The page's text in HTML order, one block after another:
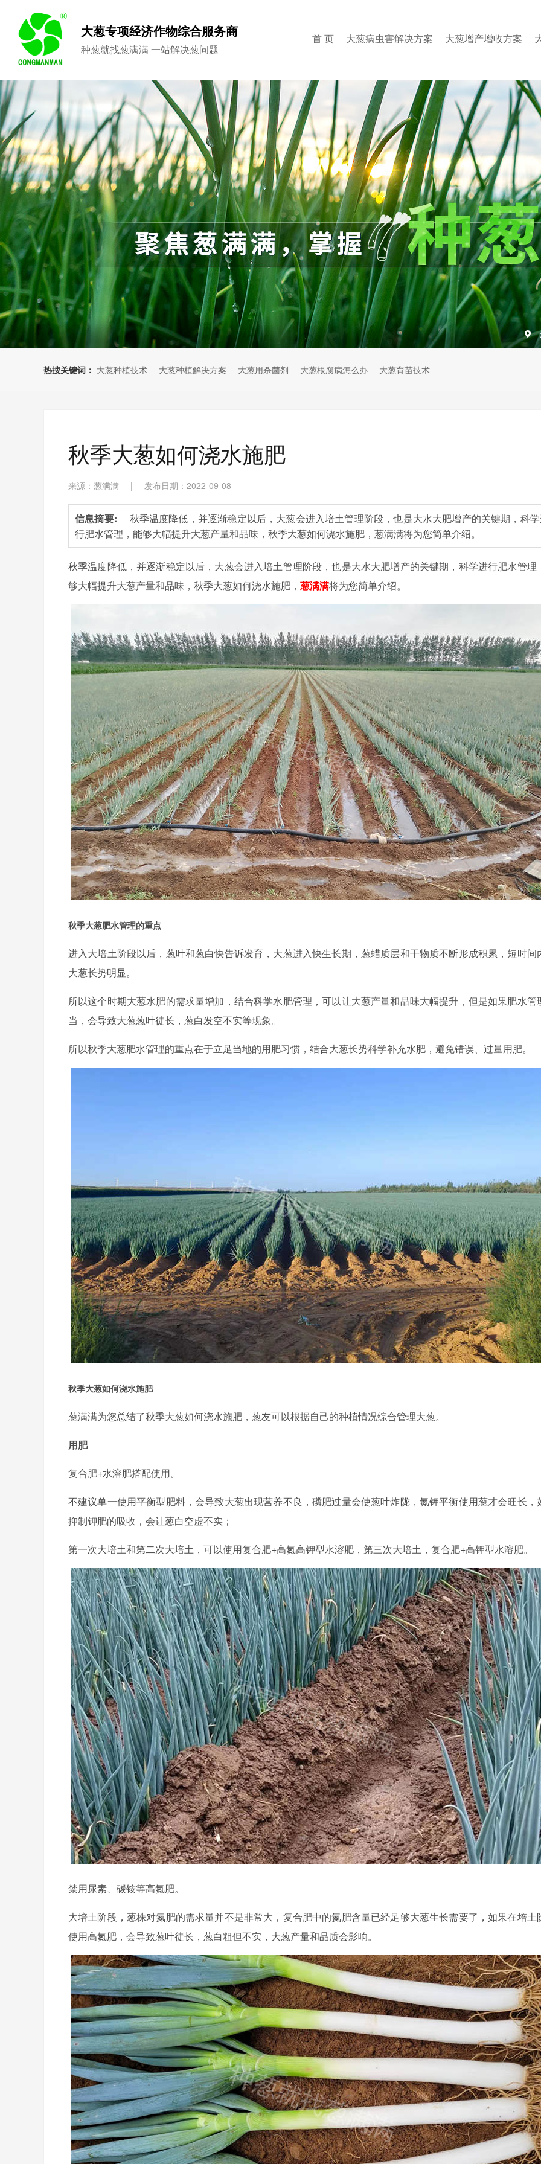
大葱专项经济作物综合服务商
种葱就找葱满满 一站解决葱问题
首 页 大葱病虫害解决方案 大葱增产增收方案
热搜关键词： 大葱种植技术 大葱种植解决方案 大葱用杀菌剂 大葱根腐病怎么办 大葱育苗技术
秋季大葱如何浇水施肥
来源：葱满满 | 发布日期：2022-09-08
信息摘要: 秋季温度降低，并逐渐稳定以后，大葱会进入培土管理阶段，也是大水大肥增产的关键期，科
行肥水管理，能够大幅提升大葱产量和品味，秋季大葱如何浇水施肥，葱满满将为您简单介绍。
秋季温度降低，并逐渐稳定以后，大葱会进入培土管理阶段，也是大水大肥增产的关键期，科学进行肥水管理
够大幅提升大葱产量和品味，秋季大葱如何浇水施肥， 葱满满将为您简单介绍。
秋季大葱肥水管理的重点
进入大培土阶段以后，葱叶和葱白快告诉发育，大葱进入快生长期，葱蜡质层和干物质不断形成积累，短时间
大葱长势明显。
所以这个时期大葱水肥的需求量增加，结合科学水肥管理，可以让大葱产量和品味大幅提升，但是如果肥水管
当，会导致大葱葱叶徒长，葱白发空不实等现象。
所以秋季大葱肥水管理的重点在于立足当地的用肥习惯，结合大葱长势科学补充水肥，避免错误、过量用肥。
秋季大葱如何浇水施肥
葱满满为您总结了秋季大葱如何浇水施肥，葱友可以根据自己的种植情况综合管理大葱。
用肥
复合肥+水溶肥搭配使用。
不建议单一使用平衡型肥料，会导致大葱出现营养不良，磷肥过量会使葱叶炸陇，氮钾平衡使用葱才会旺长，
抑制钾肥的吸收，会让葱白空虚不实；
第一次大培土和第二次大培土，可以使用复合肥+高氮高钾型水溶肥，第三次大培土，复合肥+高钾型水溶肥。
禁用尿素、碳铵等高氮肥。
大培土阶段，葱株对氮肥的需求量并不是非常大，复合肥中的氮肥含量已经足够大葱生长需要了，如果在培土
使用高氮肥，会导致葱叶徒长，葱白粗但不实，大葱产量和品质会影响。